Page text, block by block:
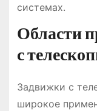
системах.
Области
с
Задвижки с
широкое